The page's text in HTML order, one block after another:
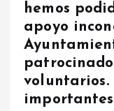
hemos
apoyo
voluntarios.